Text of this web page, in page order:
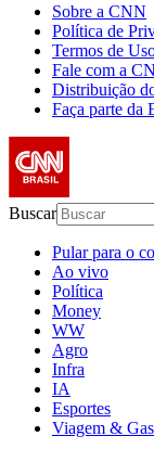
Sobre a CNN
Política de
Termos de
Fale com a
Distribuição
Faça parte da
Buscar
Pular para o
Ao vivo
Política
Money
WW
Agro
Infra
IA
Esportes
Viagem &